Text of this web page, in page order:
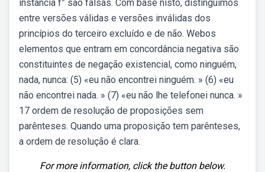
instancia f” são falsas. Com base nisto, distinguimos
entre versões válidas e versões inválidas dos
princípios do terceiro excluído e de não. Webos
elementos que entram em concordância negativa são
constituintes de negação existencial, como ninguém,
nada, nunca: (5) «eu não encontrei ninguém. » (6) «eu
não encontrei nada. » (7) «eu não lhe telefonei nunca. »
17 ordem de resolução de proposições sem
parênteses. Quando uma proposição tem parênteses,
a ordem de resolução é clara.
For more information, click the button below.